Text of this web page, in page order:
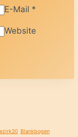
E-Mail *
Website
Blankbogen